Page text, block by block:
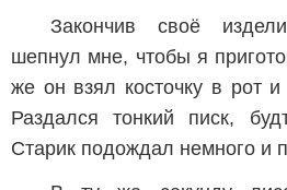
Закончив своё
шепнул мне, чтобы я
же он взял косточку в рот
Раздался тонкий писк,
Старик подождал немного и